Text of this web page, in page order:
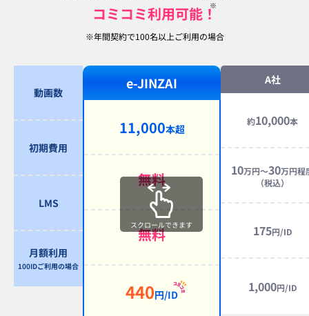
コミコミ利用可能！
※年間契約で100名以上ご利用の場合
動画数
初期費用
LMS
月額利用
100IDご利用の場合
e-JINZAI
11,000本超
無料
無料
440円/ID
A社
約10,000本
10万円～30万円程
（税込）
175円/ID
1,000円/ID
スクロールできます